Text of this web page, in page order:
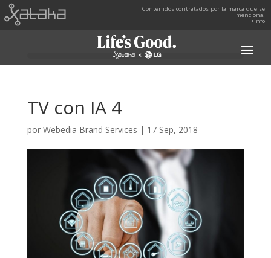
Contenidos contratados por la marca que se
menciona.
+info
TV con IA 4
por Webedia Brand Services | 17 Sep, 2018